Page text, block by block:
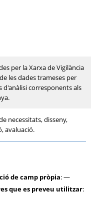
per la Xarxa de Vigilància
les dades trameses per
d'anàlisi corresponents als
necessitats, disseny,
avaluació.
de camp pròpia: —
que es preveu utilitzar: